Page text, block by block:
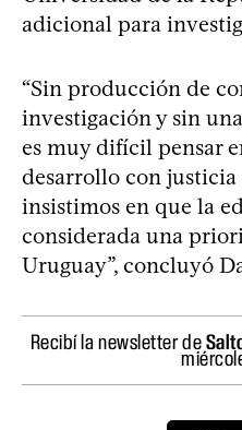
adicional para
“Sin producción de
investigación y sin
es muy difícil pensar
desarrollo con justicia
insistimos en que la
considerada una
Uruguay”, concluyó
Recibí la newsletter de